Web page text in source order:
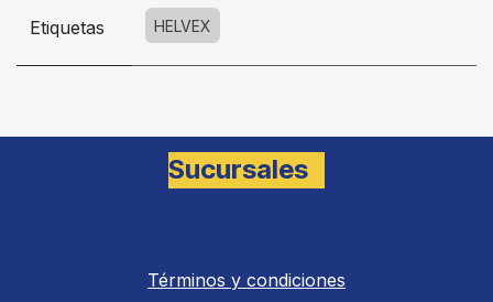
Etiquetas HELVEX
Sucursales
Términos y condiciones